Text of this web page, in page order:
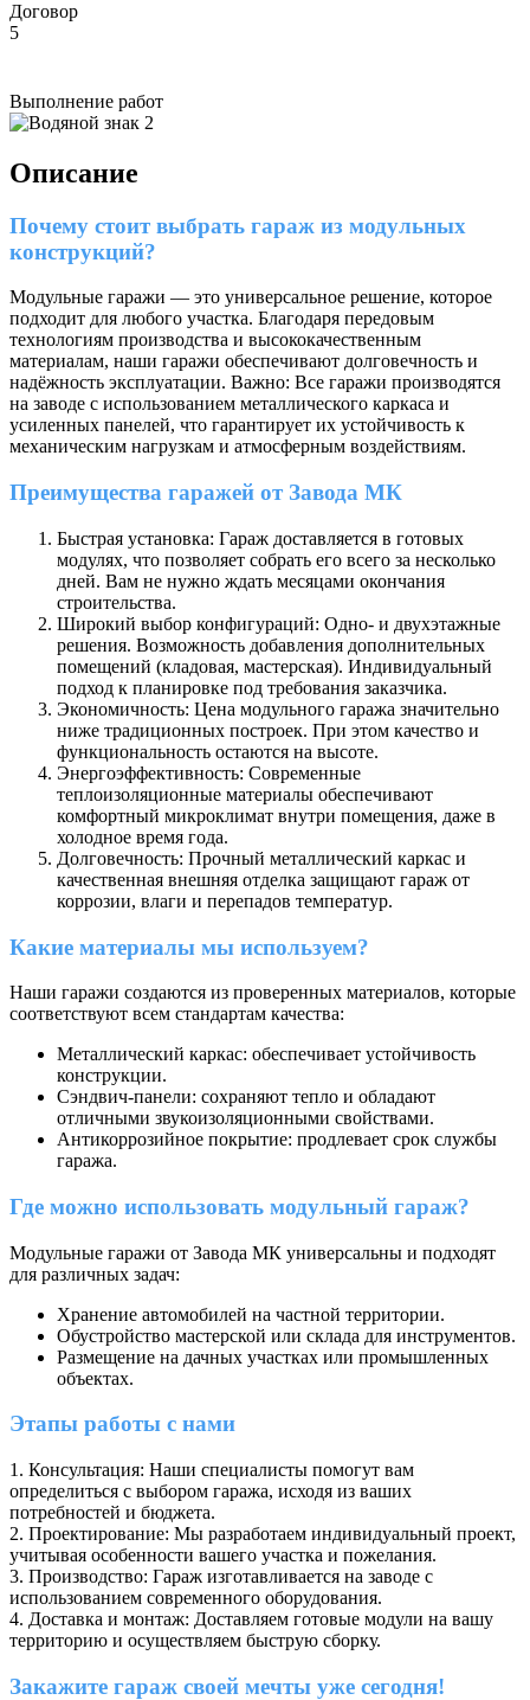
Договор
5
Выполнение работ
Описание
Почему стоит выбрать гараж из модульных
конструкций?
Модульные гаражи — это универсальное решение, которое
подходит для любого участка. Благодаря передовым
технологиям производства и высококачественным
материалам, наши гаражи обеспечивают долговечность и
надёжность эксплуатации. Важно: Все гаражи производятся
на заводе с использованием металлического каркаса и
усиленных панелей, что гарантирует их устойчивость к
механическим нагрузкам и атмосферным воздействиям.
Преимущества гаражей от Завода МК
Быстрая установка: Гараж доставляется в готовых
модулях, что позволяет собрать его всего за несколько
дней. Вам не нужно ждать месяцами окончания
строительства.
Широкий выбор конфигураций: Одно- и двухэтажные
решения. Возможность добавления дополнительных
помещений (кладовая, мастерская). Индивидуальный
подход к планировке под требования заказчика.
Экономичность: Цена модульного гаража значительно
ниже традиционных построек. При этом качество и
функциональность остаются на высоте.
Энергоэффективность: Современные
теплоизоляционные материалы обеспечивают
комфортный микроклимат внутри помещения, даже в
холодное время года.
Долговечность: Прочный металлический каркас и
качественная внешняя отделка защищают гараж от
коррозии, влаги и перепадов температур.
Какие материалы мы используем?
Наши гаражи создаются из проверенных материалов, которые
соответствуют всем стандартам качества:
Металлический каркас: обеспечивает устойчивость
конструкции.
Сэндвич-панели: сохраняют тепло и обладают
отличными звукоизоляционными свойствами.
Антикоррозийное покрытие: продлевает срок службы
гаража.
Где можно использовать модульный гараж?
Модульные гаражи от Завода МК универсальны и подходят
для различных задач:
Хранение автомобилей на частной территории.
Обустройство мастерской или склада для инструментов.
Размещение на дачных участках или промышленных
объектах.
Этапы работы с нами
1. Консультация: Наши специалисты помогут вам
определиться с выбором гаража, исходя из ваших
потребностей и бюджета.
2. Проектирование: Мы разработаем индивидуальный проект,
учитывая особенности вашего участка и пожелания.
3. Производство: Гараж изготавливается на заводе с
использованием современного оборудования.
4. Доставка и монтаж: Доставляем готовые модули на вашу
территорию и осуществляем быструю сборку.
Закажите гараж своей мечты уже сегодня!